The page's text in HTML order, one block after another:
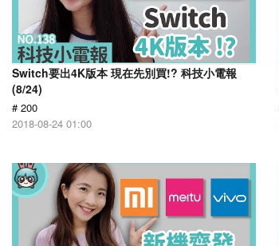
Switch要出4K版本 現在先別買!? 科技小電報
(8/24)
# 200
2018-08-24 01:00